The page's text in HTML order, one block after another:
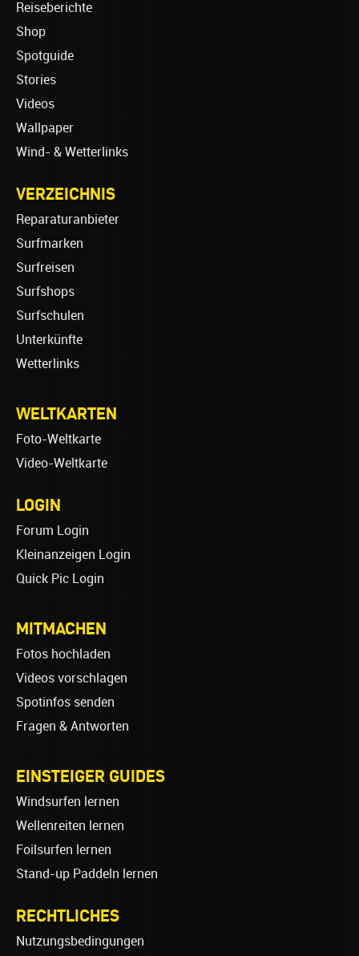
Reiseberichte
Shop
Spotguide
Stories
Videos
Wallpaper
Wind- & Wetterlinks
VERZEICHNIS
Reparaturanbieter
Surfmarken
Surfreisen
Surfshops
Surfschulen
Unterkünfte
Wetterlinks
WELTKARTEN
Foto-Weltkarte
Video-Weltkarte
LOGIN
Forum Login
Kleinanzeigen Login
Quick Pic Login
MITMACHEN
Fotos hochladen
Videos vorschlagen
Spotinfos senden
Fragen & Antworten
EINSTEIGER GUIDES
Windsurfen lernen
Wellenreiten lernen
Foilsurfen lernen
Stand-up Paddeln lernen
RECHTLICHES
Nutzungsbedingungen